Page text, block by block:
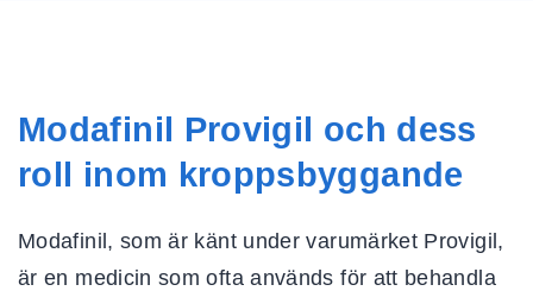
Modafinil Provigil och dess
roll inom kroppsbyggande
Modafinil, som är känt under varumärket Provigil,
är en medicin som ofta används för att behandla